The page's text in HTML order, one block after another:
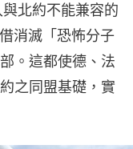
北約不能兼容的
消滅「恐怖分子
。這都使德、法
之同盟基礎，實